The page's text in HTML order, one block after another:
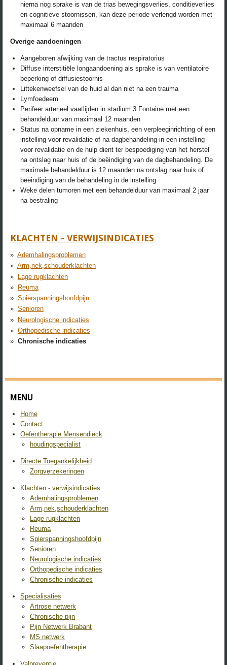
hierna nog sprake is van de trias bewegingsverlies, conditieverlies
en cognitieve stoornissen, kan deze periode verlengd worden met
maximaal 6 maanden
Overige aandoeningen
Aangeboren afwijking van de tractus respiratorius
Diffuse interstitiële longaandoening als sprake is van ventilatoire
beperking of diffusiestoornis
Littekenweefsel van de huid al dan niet na een trauma
Lymfoedeem
Perifeer arterieel vaatlijden in stadium 3 Fontaine met een
behandelduur van maximaal 12 maanden
Status na opname in een ziekenhuis, een verpleeginrichting of een
instelling voor revalidatie of na dagbehandeling in een instelling
voor revalidatie en de hulp dient ter bespoediging van het herstel
na ontslag naar huis of de beëindiging van de dagbehandeling. De
maximale behandelduur is 12 maanden na ontslag naar huis of
beëindiging van de behandeling in de instelling
Weke delen tumoren met een behandelduur van maximaal 2 jaar
na bestraling
KLACHTEN - VERWIJSINDICATIES
Ademhalingsproblemen
Arm,nek,schouderklachten
Lage rugklachten
Reuma
Spierspanningshoofdpijn
Senioren
Neurologische indicaties
Orthopedische indicaties
Chronische indicaties
MENU
Home
Contact
Oefentherapie Mensendieck
houdingspecialist
Directe Toegankelijkheid
Zorgverzekeringen
Klachten - verwijsindicaties
Ademhalingsproblemen
Arm,nek,schouderklachten
Lage rugklachten
Reuma
Spierspanningshoofdpijn
Senioren
Neurologische indicaties
Orthopedische indicaties
Chronische indicaties
Specialisaties
Artrose netwerk
Chronische pijn
Pijn Netwerk Brabant
MS netwerk
Slaapoefentherapie